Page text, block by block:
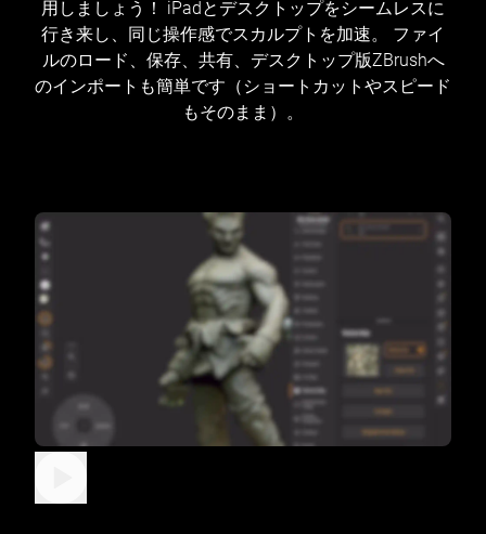
用しましょう！ iPadとデスクトップをシームレスに
行き来し、同じ操作感でスカルプトを加速。 ファイ
ルのロード、保存、共有、デスクトップ版ZBrushへ
のインポートも簡単です（ショートカットやスピード
もそのまま）。